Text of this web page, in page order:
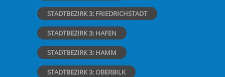
STADTBEZIRK 3: FRIEDRICHSTADT
STADTBEZIRK 3: HAFEN
STADTBEZIRK 3: HAMM
STADTBEZIRK 3: OBERBILK